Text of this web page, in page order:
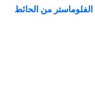
الفلوماستر من الحائط